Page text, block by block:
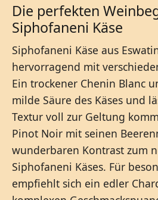
Die perfekten
Siphofaneni Käse
Siphofaneni Käse aus
hervorragend mit
Ein trockener Chenin Blanc
milde Säure des Käses und
Textur voll zur Geltung
Pinot Noir mit seinen
wunderbaren Kontrast zum
Siphofaneni Käses. Für
empfiehlt sich ein edler